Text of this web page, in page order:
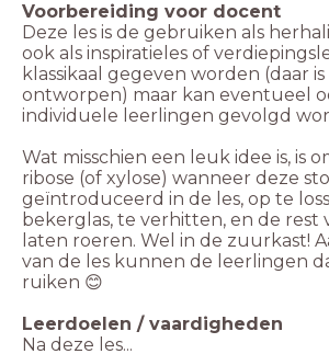
Voorbereiding voor docent
Deze les is de gebruiken als
ook als inspiratieles of
klassikaal gegeven worden (daar
ontworpen) maar kan eventueel
individuele leerlingen gevolgd
Wat misschien een leuk idee is, is
ribose (of xylose) wanneer deze
geïntroduceerd in de les, op te
bekerglas, te verhitten, en de rest
laten roeren. Wel in de zuurkast!
van de les kunnen de leerlingen
ruiken 😊
Leerdoelen / vaardigheden